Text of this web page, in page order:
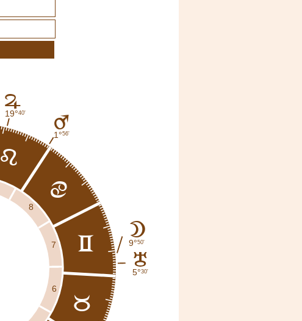
b
6
H
5°30'
B
9°50'
c
7
d
8
E
1°56'
e
F
19°40'